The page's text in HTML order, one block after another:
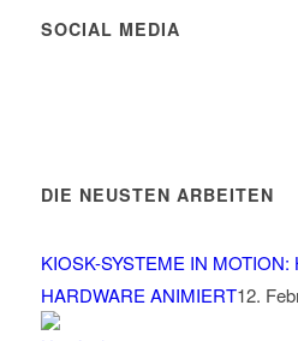
SOCIAL MEDIA
DIE NEUSTEN ARBEITEN
KIOSK-SYSTEME IN MOTION:
HARDWARE ANIMIERT12.